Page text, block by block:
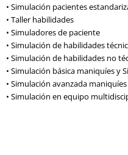
• Simulación pacientes
• Taller habilidades
• Simuladores de paciente
• Simulación de habilidades
• Simulación de habilidades no
• Simulación básica maniquíes y
• Simulación avanzada
• Simulación en equipo